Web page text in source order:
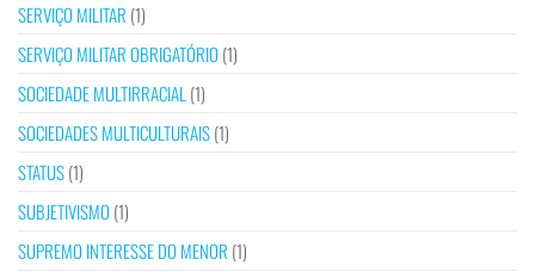
SERVIÇO MILITAR (1)
SERVIÇO MILITAR OBRIGATÓRIO (1)
SOCIEDADE MULTIRRACIAL (1)
SOCIEDADES MULTICULTURAIS(1)
STATUS(1)
SUBJETIVISMO (1)
SUPREMO INTERESSE DO MENOR (1)